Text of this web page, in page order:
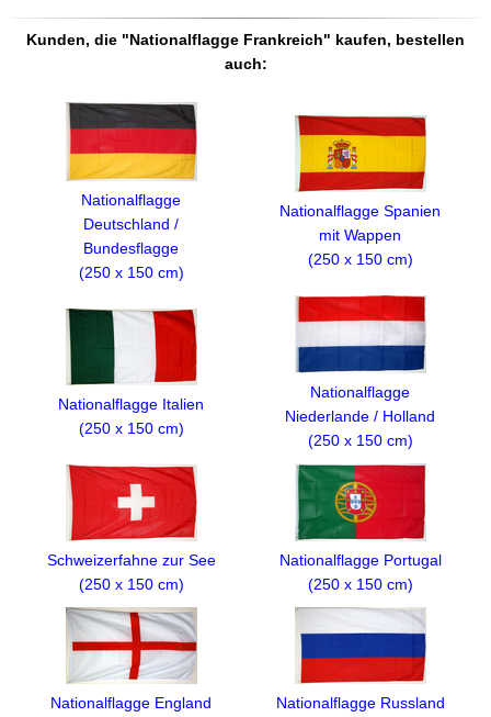
Kunden, die "Nationalflagge Frankreich" kaufen, bestellen
auch:
Nationalflagge
Deutschland /
Bundesflagge
(250 x 150 cm)
Nationalflagge Spanien
mit Wappen
(250 x 150 cm)
Nationalflagge Italien
(250 x 150 cm)
Nationalflagge
Niederlande / Holland
(250 x 150 cm)
Schweizerfahne zur See
(250 x 150 cm)
Nationalflagge Portugal
(250 x 150 cm)
Nationalflagge England
Nationalflagge Russland